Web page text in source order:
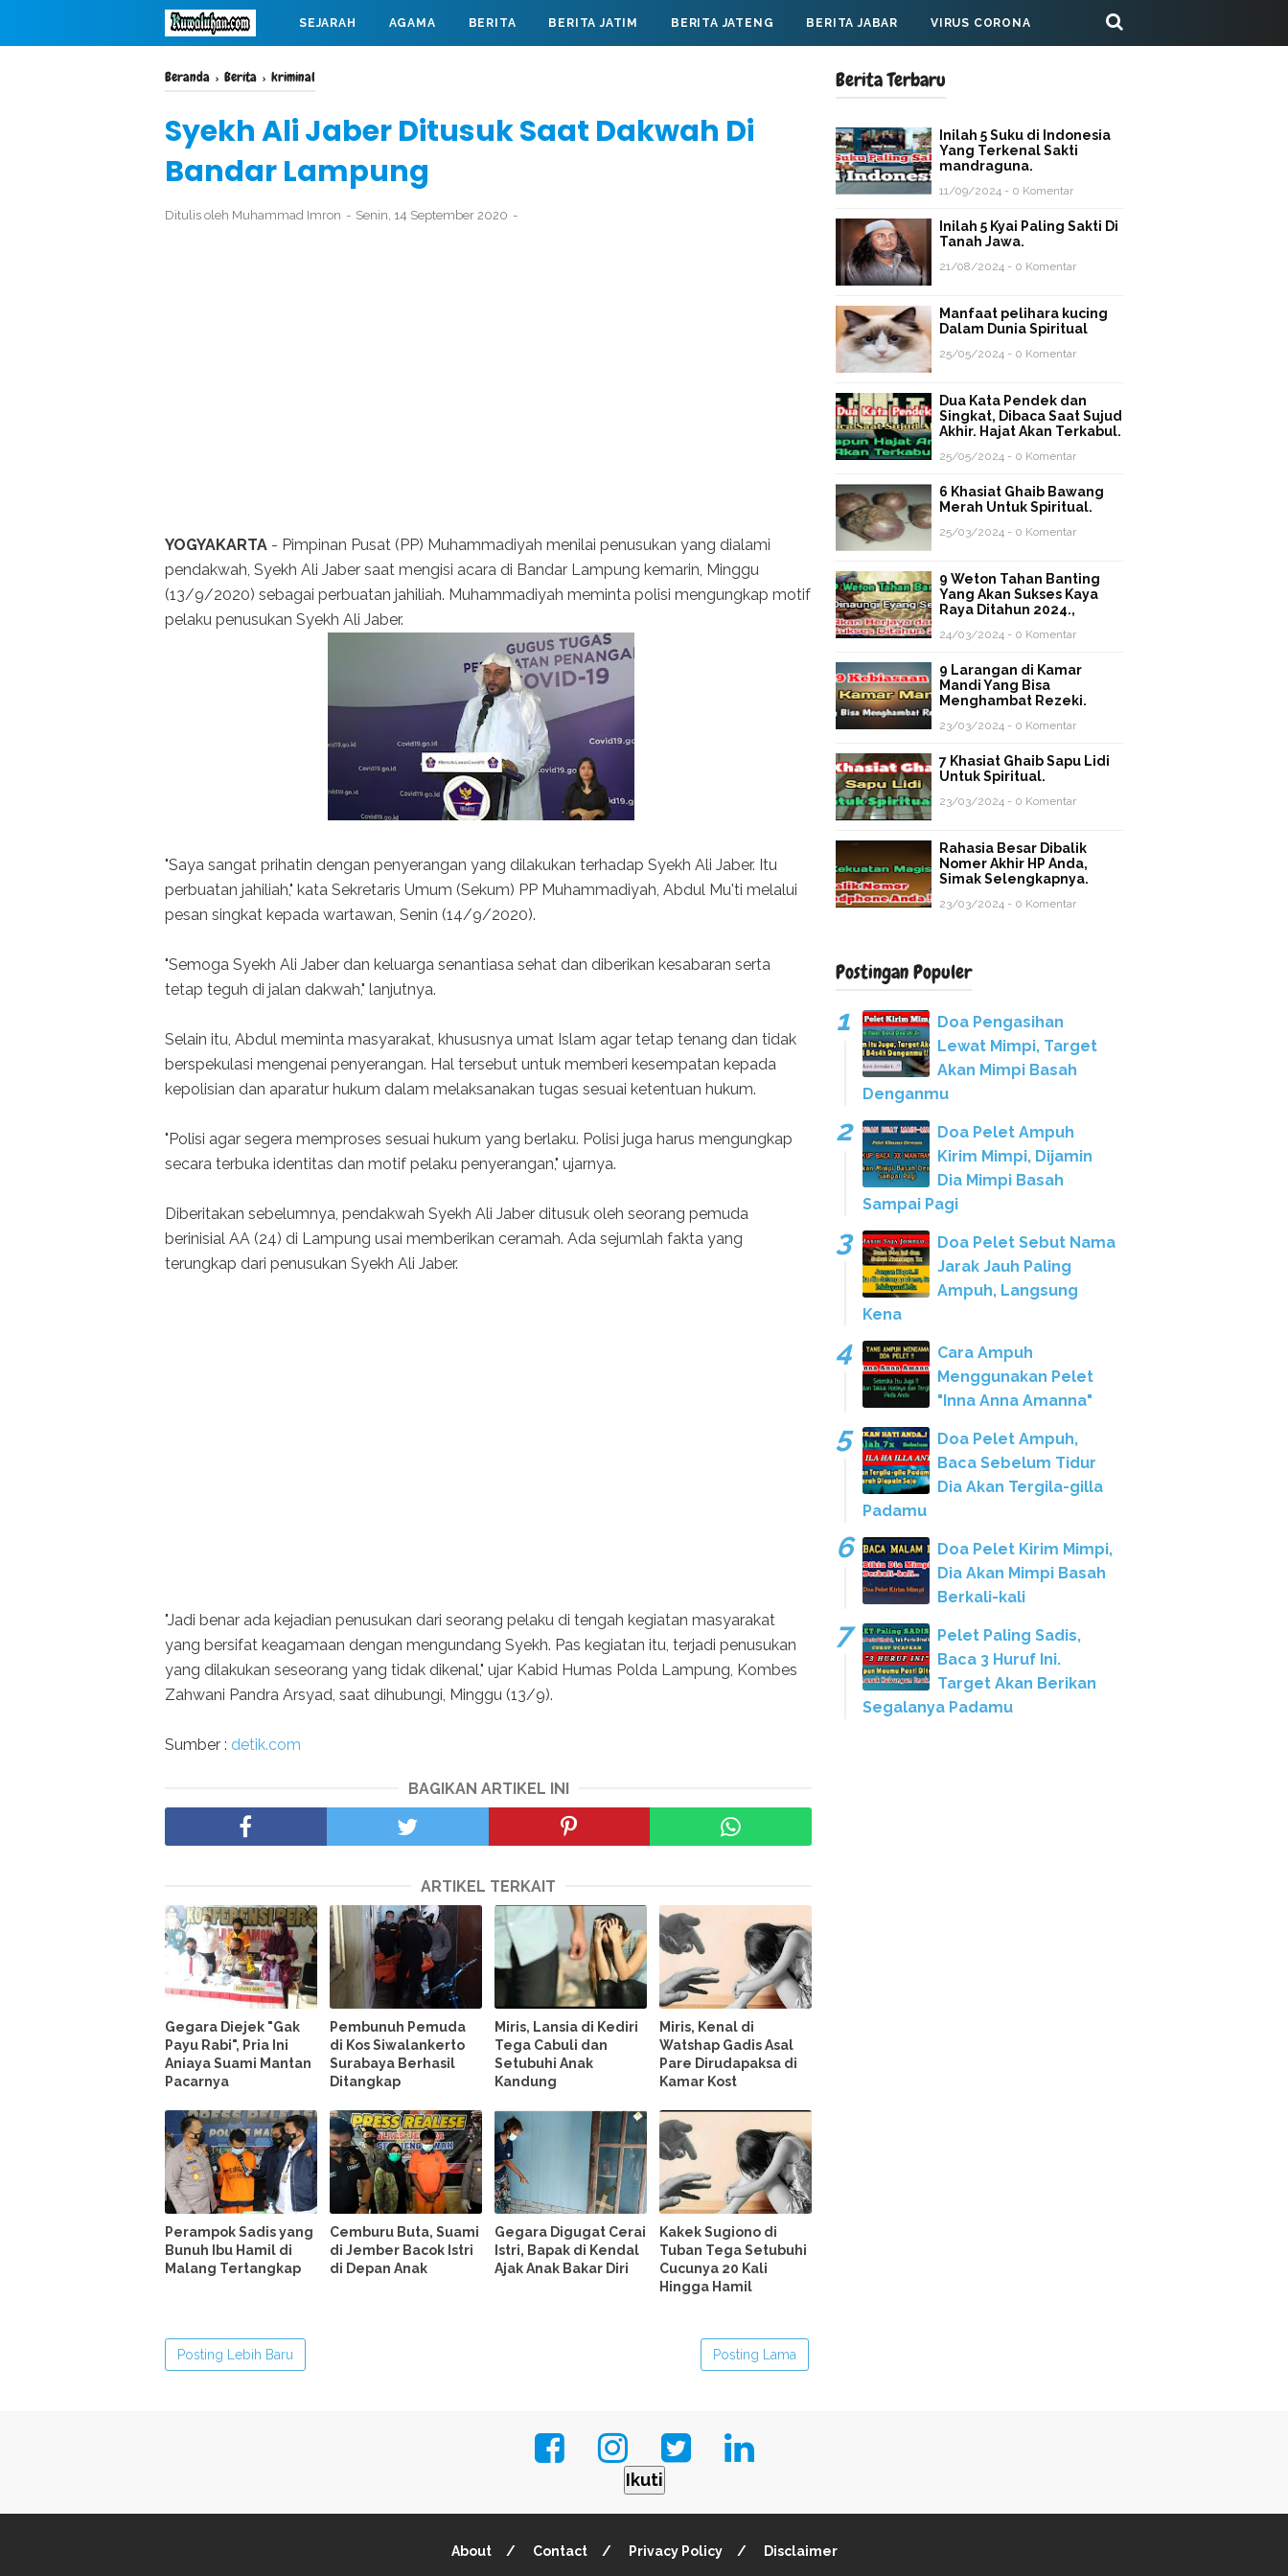
SEJARAH AGAMA BERITA BERITA JATIM BERITA JATENG BERITA JABAR VIRUS CORONA
MAHABARATA
Beranda › Berita › kriminal
Syekh Ali Jaber Ditusuk Saat Dakwah Di
Bandar Lampung
Ditulis oleh Muhammad Imron Senin, 14 September 2020
YOGYAKARTA - Pimpinan Pusat (PP) Muhammadiyah menilai penusukan yang dialami
pendakwah, Syekh Ali Jaber saat mengisi acara di Bandar Lampung kemarin, Minggu
(13/9/2020) sebagai perbuatan jahiliah. Muhammadiyah meminta polisi mengungkap motif
pelaku penusukan Syekh Ali Jaber.
"Saya sangat prihatin dengan penyerangan yang dilakukan terhadap Syekh Ali Jaber. Itu
perbuatan jahiliah," kata Sekretaris Umum (Sekum) PP Muhammadiyah, Abdul Mu'ti melalui
pesan singkat kepada wartawan, Senin (14/9/2020).
"Semoga Syekh Ali Jaber dan keluarga senantiasa sehat dan diberikan kesabaran serta
tetap teguh di jalan dakwah," lanjutnya.
Selain itu, Abdul meminta masyarakat, khususnya umat Islam agar tetap tenang dan tidak
berspekulasi mengenai penyerangan. Hal tersebut untuk memberi kesempatan kepada
kepolisian dan aparatur hukum dalam melaksanakan tugas sesuai ketentuan hukum.
"Polisi agar segera memproses sesuai hukum yang berlaku. Polisi juga harus mengungkap
secara terbuka identitas dan motif pelaku penyerangan," ujarnya.
Diberitakan sebelumnya, pendakwah Syekh Ali Jaber ditusuk oleh seorang pemuda
berinisial AA (24) di Lampung usai memberikan ceramah. Ada sejumlah fakta yang
terungkap dari penusukan Syekh Ali Jaber.
"Jadi benar ada kejadian penusukan dari seorang pelaku di tengah kegiatan masyarakat
yang bersifat keagamaan dengan mengundang Syekh. Pas kegiatan itu, terjadi penusukan
yang dilakukan seseorang yang tidak dikenal," ujar Kabid Humas Polda Lampung, Kombes
Zahwani Pandra Arsyad, saat dihubungi, Minggu (13/9).
Sumber : detik.com
BAGIKAN ARTIKEL INI
ARTIKEL TERKAIT
Gegara Diejek "Gak
Payu Rabi", Pria Ini
Aniaya Suami Mantan
Pacarnya
Pembunuh Pemuda
di Kos Siwalankerto
Surabaya Berhasil
Ditangkap
Miris, Lansia di Kediri
Tega Cabuli dan
Setubuhi Anak
Kandung
Miris, Kenal di
Watshap Gadis Asal
Pare Dirudapaksa di
Kamar Kost
Perampok Sadis yang
Bunuh Ibu Hamil di
Malang Tertangkap
Cemburu Buta, Suami
di Jember Bacok Istri
di Depan Anak
Gegara Digugat Cerai
Istri, Bapak di Kendal
Ajak Anak Bakar Diri
Kakek Sugiono di
Tuban Tega Setubuhi
Cucunya 20 Kali
Hingga Hamil
Posting Lebih Baru Posting Lama
Berita Terbaru
Inilah 5 Suku di Indonesia
Yang Terkenal Sakti
mandraguna.
11/09/2024 - 0 Komentar
Inilah 5 Kyai Paling Sakti Di
Tanah Jawa.
21/08/2024 - 0 Komentar
Manfaat pelihara kucing
Dalam Dunia Spiritual
25/05/2024 - 0 Komentar
Dua Kata Pendek dan
Singkat, Dibaca Saat Sujud
Akhir. Hajat Akan Terkabul.
25/05/2024 - 0 Komentar
6 Khasiat Ghaib Bawang
Merah Untuk Spiritual.
25/03/2024 - 0 Komentar
9 Weton Tahan Banting
Yang Akan Sukses Kaya
Raya Ditahun 2024.,
24/03/2024 - 0 Komentar
9 Larangan di Kamar
Mandi Yang Bisa
Menghambat Rezeki.
23/03/2024 - 0 Komentar
7 Khasiat Ghaib Sapu Lidi
Untuk Spiritual.
23/03/2024 - 0 Komentar
Rahasia Besar Dibalik
Nomer Akhir HP Anda,
Simak Selengkapnya.
23/03/2024 - 0 Komentar
Postingan Populer
Doa Pengasihan
Lewat Mimpi, Target
Akan Mimpi Basah
Denganmu
Doa Pelet Ampuh
Kirim Mimpi, Dijamin
Dia Mimpi Basah
Sampai Pagi
Doa Pelet Sebut Nama
Jarak Jauh Paling
Ampuh, Langsung
Kena
Cara Ampuh
Menggunakan Pelet
"Inna Anna Amanna"
Doa Pelet Ampuh,
Baca Sebelum Tidur
Dia Akan Tergila-gilla
Padamu
Doa Pelet Kirim Mimpi,
Dia Akan Mimpi Basah
Berkali-kali
Pelet Paling Sadis,
Baca 3 Huruf Ini.
Target Akan Berikan
Segalanya Padamu
Ikuti
About Contact Privacy Policy Disclaimer